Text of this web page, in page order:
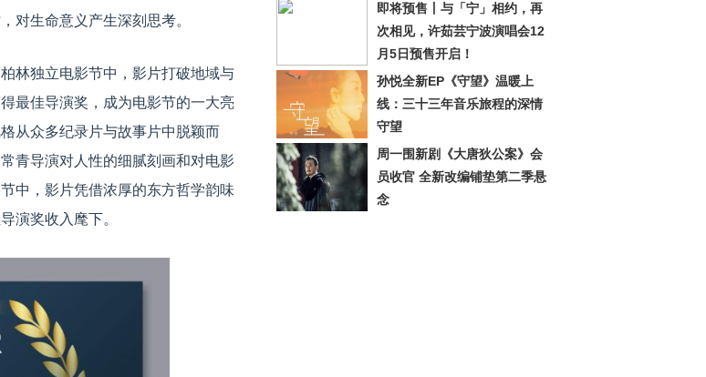
对生命意义产生深刻思考。
林独立电影节中，影片打破地域与
最佳导演奖，成为电影节的一大亮
从众多纪录片与故事片中脱颖而
青导演对人性的细腻刻画和对电影
中，影片凭借浓厚的东方哲学韵味
演奖收入麾下。
即将预售丨与「宁」相约，再
次相见，许茹芸宁波演唱会12
月5日预售开启！
孙悦全新EP《守望》温暖上
线：三十三年音乐旅程的深情
守望
周一围新剧《大唐狄公案》会
员收官 全新改编铺垫第二季悬
念